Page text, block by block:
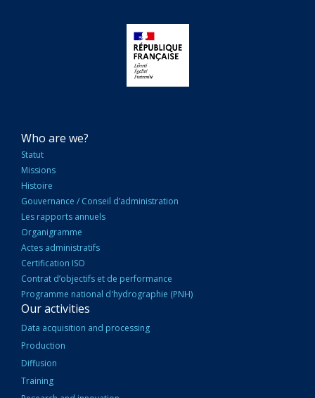
NAVIGATION
PRINCIPALE
Who are we?
Statut
Missions
Histoire
Gouvernance / Conseil d’administration
Les rapports annuels
Organigramme
Actes administratifs
Certification ISO
Contrat d’objectifs et de performance
Programme national d'hydrographie (PNH)
Our activities
Data acquisition and processing
Production
Diffusion
Training